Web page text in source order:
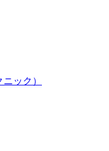
ック）